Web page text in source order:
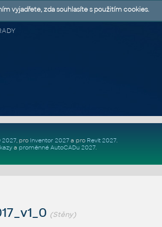
2027, pro Inventor 2027a pro Revit 2027.
a proměnné AutoCADu 2027.
(Stěny)
vyjadřete, zda souhlasíte s použitím cookies.